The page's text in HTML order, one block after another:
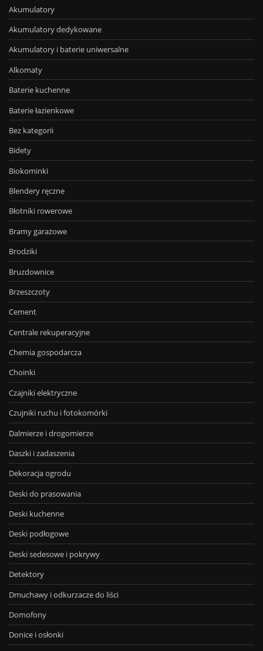
Akumulatory
Akumulatory dedykowane
Akumulatory i baterie uniwersalne
Alkomaty
Baterie kuchenne
Baterie łazienkowe
Bez kategorii
Bidety
Biokominki
Blendery ręczne
Błotniki rowerowe
Bramy garażowe
Brodziki
Bruzdownice
Brzeszczoty
Cement
Centrale rekuperacyjne
Chemia gospodarcza
Choinki
Czajniki elektryczne
Czujniki ruchu i fotokomórki
Dalmierze i drogomierze
Daszki i zadaszenia
Dekoracja ogrodu
Deski do prasowania
Deski kuchenne
Deski podłogowe
Deski sedesowe i pokrywy
Detektory
Dmuchawy i odkurzacze do liści
Domofony
Donice i osłonki